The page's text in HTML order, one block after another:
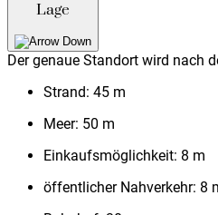
Lage
Der genaue Standort wird nach
Strand: 45 m
Meer: 50 m
Einkaufsmöglichkeit: 8 m
öffentlicher Nahverkehr: 8